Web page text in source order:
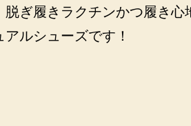
脱ぎ履きラクチンかつ履き心
ルシューズです！